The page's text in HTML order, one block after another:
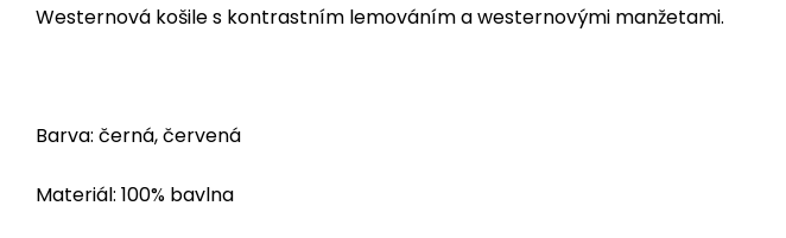
Westernová košile s kontrastním lemováním a westernovými manžetami.
Barva: černá, červená
Materiál: 100% bavlna